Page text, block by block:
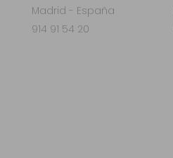
Madrid - España
914 91 54 20